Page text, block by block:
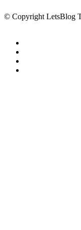
© Copyright LetsBlog